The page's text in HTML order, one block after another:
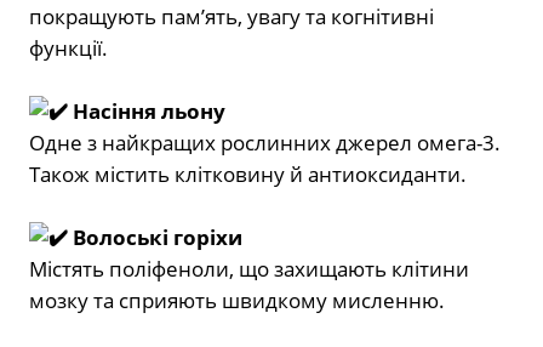
покращують пам’ять, увагу та когнітивні
функції.
Насіння льону
Одне з найкращих рослинних джерел омега-3.
Також містить клітковину й антиоксиданти.
Волоські горіхи
Містять поліфеноли, що захищають клітини
мозку та сприяють швидкому мисленню.